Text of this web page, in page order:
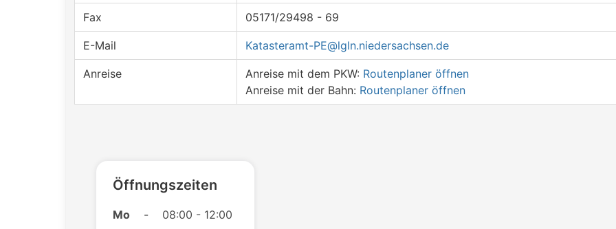
Fax 05171/29498 - 69
E-Mail Katasteramt-PE@lgln.niedersachsen.de
Anreise Anreise mit dem PKW: Routenplaner öffnen
Anreise mit der Bahn: Routenplaner öffnen
Öffnungszeiten
Mo -
08:00 - 12:00